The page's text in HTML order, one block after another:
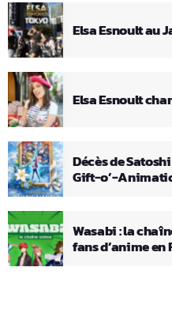
Elsa Esnoult au
Elsa Esnoult
Décès de
Gift-o’-
Wasabi : la
fans d’anime en